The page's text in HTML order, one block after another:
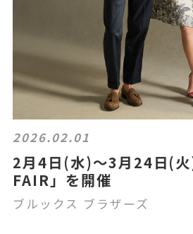
2026.02.01
2月4日(水)～3月24日(
FAIR」を開催
ブルックス ブラザーズ